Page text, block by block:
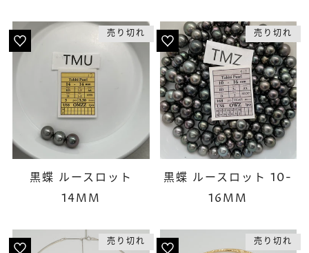
売り切れ
黒蝶 ルースロット
14MM
売り切れ
黒蝶 ルースロット 10-
16MM
売り切れ 売り切れ